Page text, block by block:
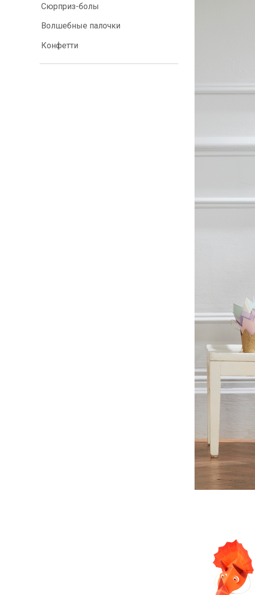
Сюрприз-болы
Волшебные палочки
Конфетти